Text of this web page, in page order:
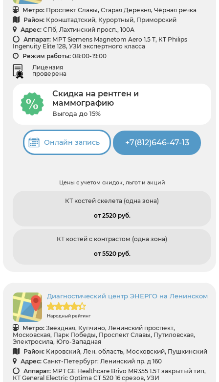
Метро: Проспект Славы, Старая Деревня, Чёрная речка
Район: Кронштадтский, Курортный, Приморский
Адрес: СПб, Лахтинский просп., 100А
Аппарат: МРТ Siemens Magnetom Aero 1.5 Т, КТ Philips
Ingenuity Elite 128, УЗИ экспертного класса
Режим работы: 08:00-19:00
Лицензия
проверена
Скидка на рентген и
маммографию
Выгода до 15%
Онлайн запись +7(812)646-47-13
Цены с учетом скидок, льгот и акций
КТ костей скелета (одна зона)
от 2520 pуб.
КТ костей с контрастом (одна зона)
от 5520 pуб.
Диагностический центр ЭНЕРГО на Ленинском
Народный рейтинг
Метро: Звёздная, Купчино, Ленинский проспект,
Московская, Парк Победы, Проспект Славы, Путиловская,
Электросила, Юго-Западная
Район: Кировский, Лен. область, Московский, Пушкинский
Адрес: Санкт-Петербург: Ленинский пр. д 160
Аппарат: МРТ GE Healthcare Brivo MR355 1.5Т закрытый тип,
КТ General Electric Optima CT 520 16 срезов, УЗИ